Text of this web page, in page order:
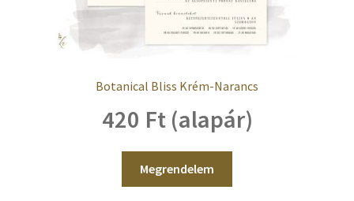
Botanical Bliss Krém-Narancs
420 Ft (alapár)
Megrendelem